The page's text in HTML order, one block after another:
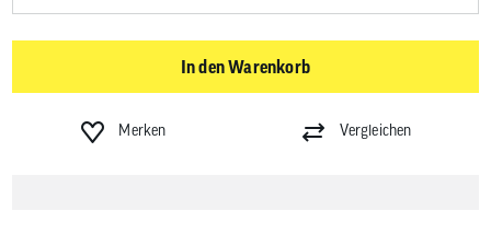
In den Warenkorb
Merken Vergleichen